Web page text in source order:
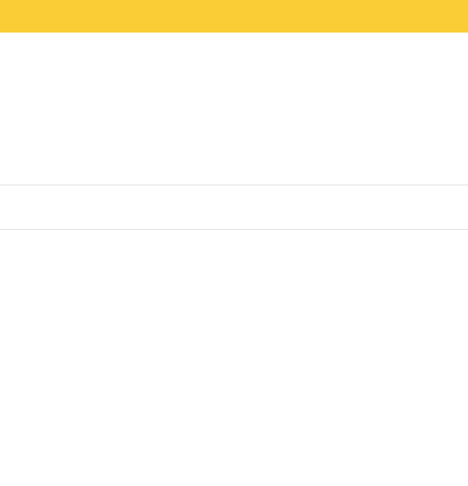
X5 с мотором B58 и запасом хода 1000 км